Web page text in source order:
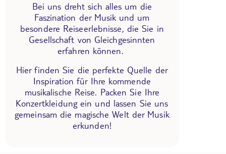
Bei uns dreht sich alles um die
Faszination der Musik und um
besondere Reiseerlebnisse, die Sie in
Gesellschaft von Gleichgesinnten
erfahren können.
Hier finden Sie die perfekte Quelle der
Inspiration für Ihre kommende
musikalische Reise. Packen Sie Ihre
Konzertkleidung ein und lassen Sie uns
gemeinsam die magische Welt der Musik
erkunden!